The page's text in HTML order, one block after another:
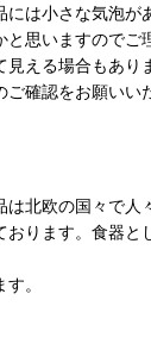
は小さな気泡が
思いますのでご
える場合もあ
確認をお願い
北欧の国々で
ります。食器
。